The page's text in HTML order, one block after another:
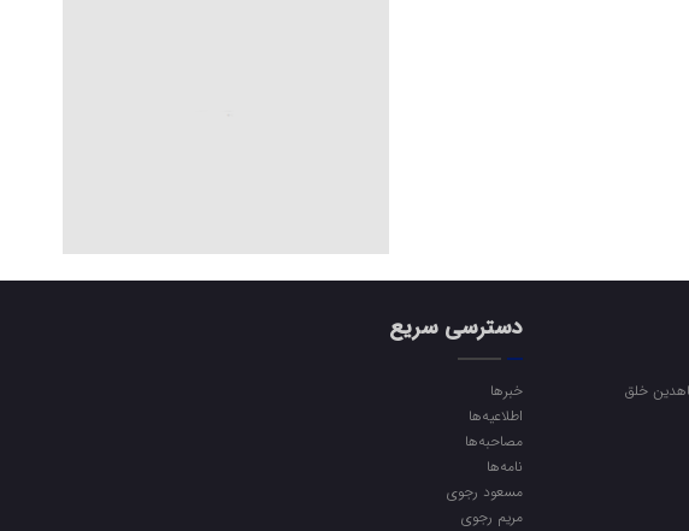
خلق
دسترسی سریع
خبرها
اطلاعیه‌ها
مصاحبه‌ها
نامه‌ها
مسعود رجوی
مریم رجوی